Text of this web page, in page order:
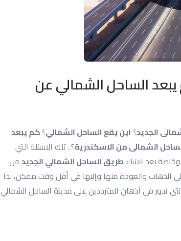
الساحل الشمالي عن
الجديد؟ اين يقع الساحل الشمالي؟كم يبعد
الشمالى من الاسكندرية؟.. تلك الاسئلة التي
بعد انشاء طريق الساحل الشمالي الجديدمن
الذهاب والعودة منها وإليها في أقل وقت ممكن، لذا
تدور في أذهان المترددين على مدينة الساحل الشمالي